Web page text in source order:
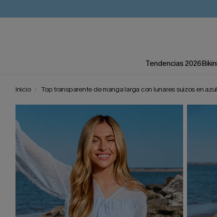
Tendencias 2026
Inicio Top transparente de manga larga con lunares suizos en